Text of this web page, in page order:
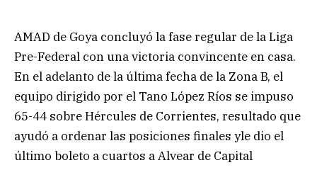
AMAD de Goya concluyó la fase regular de la Liga
Pre-Federal con una victoria convincente en casa.
En el adelanto de la última fecha de la Zona B, el
equipo dirigido por el Tano López Ríos se impuso
65-44 sobre Hércules de Corrientes, resultado que
ayudó a ordenar las posiciones finales yle dio el
último boleto a cuartos a Alvear de Capital